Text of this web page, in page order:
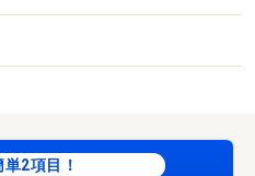
2項目！